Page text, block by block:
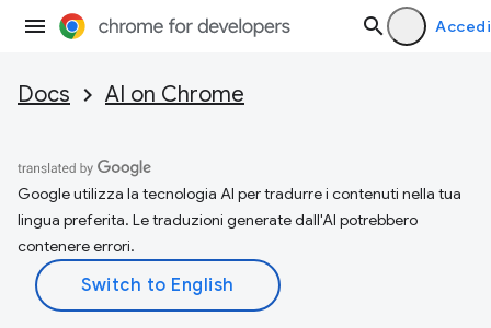
Accedi
Docs AI on Chrome
Google utilizza la tecnologia AI per tradurre i contenuti nella tua
lingua preferita. Le traduzioni generate dall'AI potrebbero
contenere errori.